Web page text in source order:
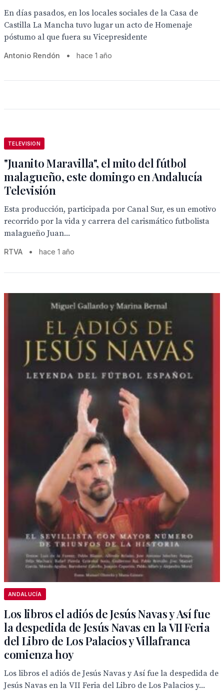
En días pasados, en los locales sociales de la Casa de
Castilla La Mancha tuvo lugar un acto de Homenaje
póstumo al que fuera su Vicepresidente
Antonio Rendón • hace 1 año
TELEVISION
"Juanito Maravilla", el mito del fútbol
malagueño, este domingo en Andalucía
Televisión
Esta producción, participada por Canal Sur, es un emotivo
recorrido por la vida y carrera del carismático futbolista
malagueño Juan...
RTVA • hace 1 año
ANDALUCÍA
Los libros el adiós de Jesús Navas y Así fue
la despedida de Jesús Navas en la VII Feria
del Libro de Los Palacios y Villafranca
comienza hoy
Los libros el adiós de Jesús Navas y Así fue la despedida de
Jesús Navas en la VII Feria del Libro de Los Palacios y...